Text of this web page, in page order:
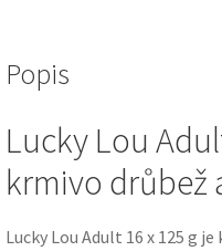
Popis
Lucky Lou
krmivo drůbež
Lucky Lou Adult 16 x 125 g